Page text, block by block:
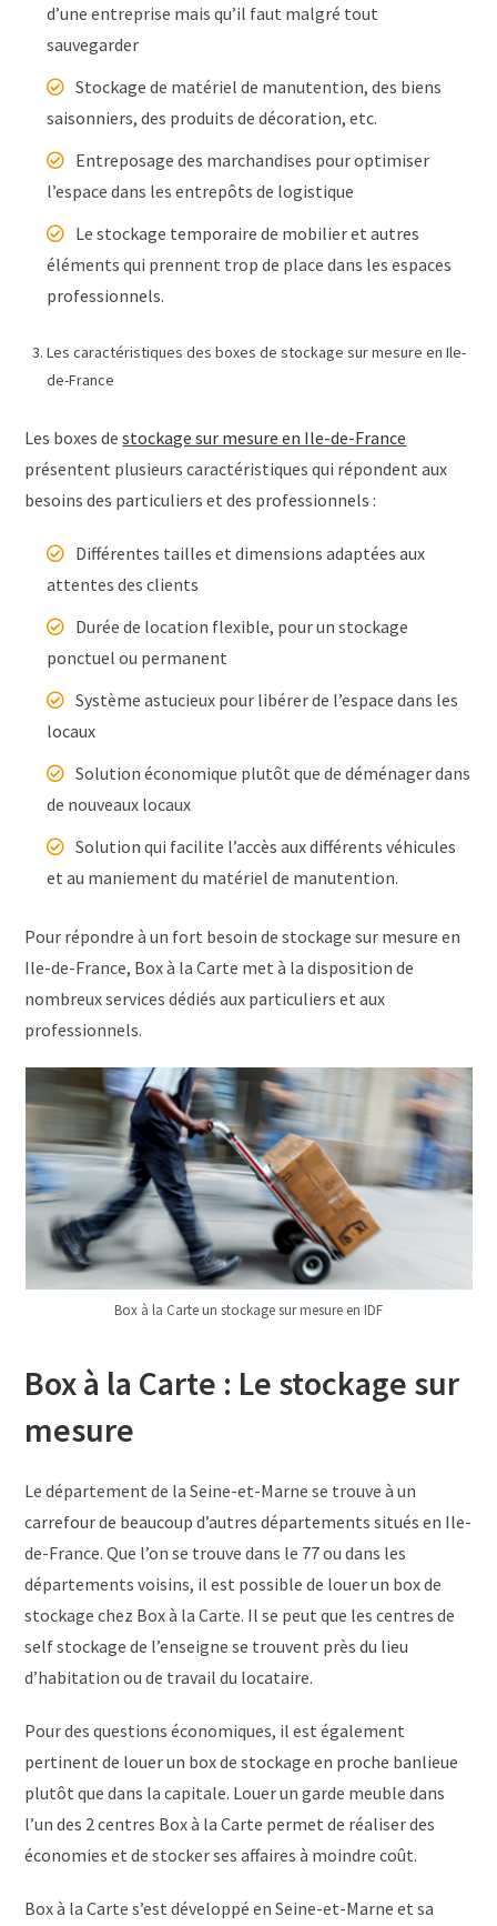
d’une entreprise mais qu’il faut malgré tout
sauvegarder
Stockage de matériel de manutention, des biens
saisonniers, des produits de décoration, etc.
Entreposage des marchandises pour optimiser
l’espace dans les entrepôts de logistique
Le stockage temporaire de mobilier et autres
éléments qui prennent trop de place dans les espaces
professionnels.
Les caractéristiques des boxes de stockage sur mesure en Ile-
de-France
Les boxes destockage sur mesure en Ile-de-France
présentent plusieurs caractéristiques qui répondent aux
besoins des particuliers et des professionnels :
Différentes tailles et dimensions adaptées aux
attentes des clients
Durée de location flexible, pour un stockage
ponctuel ou permanent
Système astucieux pour libérer de l’espace dans les
locaux
Solution économique plutôt que de déménager dans
de nouveaux locaux
Solution qui facilite l’accès aux différents véhicules
et au maniement du matériel de manutention.
Pour répondre à un fort besoin de stockage sur mesure en
Ile-de-France, Box à la Carte met à la disposition de
nombreux services dédiés aux particuliers et aux
professionnels.
Box à la Carte un stockage sur mesure en IDF
Box à la Carte : Le stockage sur
mesure
Le département de la Seine-et-Marne se trouve à un
carrefour de beaucoup d’autres départements situés en Ile-
de-France. Que l’on se trouve dans le 77 ou dans les
départements voisins, il est possible de louer un box de
stockage chez Box à la Carte. Il se peut que les centres de
self stockage de l’enseigne se trouvent près du lieu
d’habitation ou de travail du locataire.
Pour des questions économiques, il est également
pertinent de louer un box de stockage en proche banlieue
plutôt que dans la capitale. Louer un garde meuble dans
l’un des 2 centres Box à la Carte permet de réaliser des
économies et de stocker ses affaires à moindre coût.
Box à la Carte s’est développé en Seine-et-Marne et sa